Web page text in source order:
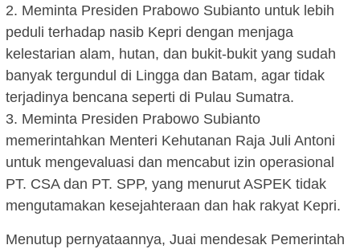
2. Meminta Presiden Prabowo Subianto untuk lebih
peduli terhadap nasib Kepri dengan menjaga
kelestarian alam, hutan, dan bukit-bukit yang sudah
banyak tergundul di Lingga dan Batam, agar tidak
terjadinya bencana seperti di Pulau Sumatra.
3. Meminta Presiden Prabowo Subianto
memerintahkan Menteri Kehutanan Raja Juli Antoni
untuk mengevaluasi dan mencabut izin operasional
PT. CSA dan PT. SPP, yang menurut ASPEK tidak
mengutamakan kesejahteraan dan hak rakyat Kepri.
Menutup pernyataannya, Juai mendesak Pemerintah